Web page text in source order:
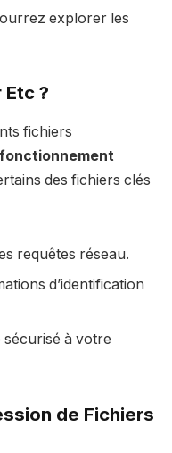
explorer les
?
fichiers
fonctionnement
des fichiers clés
requêtes réseau.
d’identification
sécurisé à votre
de Fichiers